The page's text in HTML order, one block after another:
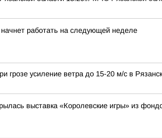
работать на следующей неделе
грозе усиление ветра до 15-20 м/с в
выставка «Королевские игры» из